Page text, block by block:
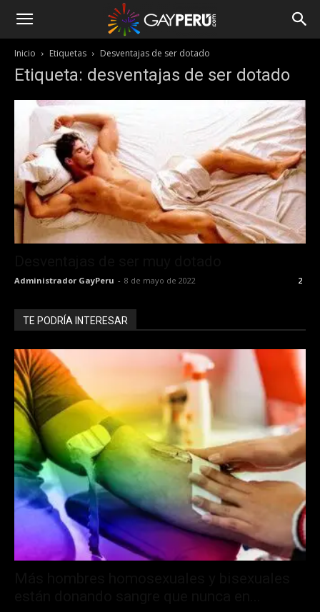
Inicio Etiquetas Desventajas de ser dotado
Etiqueta: desventajas de ser dotado
Administrador GayPeru - 8 de mayo de 2022 2
TE PODRÍA INTERESAR